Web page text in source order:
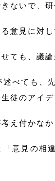
ないで、
意見に対し
ても、議
べても、
徒のアイ
え付かな
「意見の